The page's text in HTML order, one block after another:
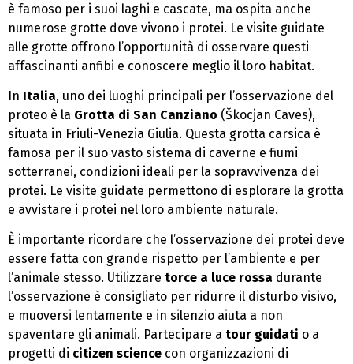
è famoso per i suoi laghi e cascate, ma ospita anche
numerose grotte dove vivono i protei. Le visite guidate
alle grotte offrono l’opportunità di osservare questi
affascinanti anfibi e conoscere meglio il loro habitat.
In Italia, uno dei luoghi principali per l’osservazione del
proteo è la Grotta di San Canziano (Škocjan Caves),
situata in Friuli-Venezia Giulia. Questa grotta carsica è
famosa per il suo vasto sistema di caverne e fiumi
sotterranei, condizioni ideali per la sopravvivenza dei
protei. Le visite guidate permettono di esplorare la grotta
e avvistare i protei nel loro ambiente naturale.
È importante ricordare che l’osservazione dei protei deve
essere fatta con grande rispetto per l’ambiente e per
l’animale stesso. Utilizzare torce a luce rossa durante
l’osservazione è consigliato per ridurre il disturbo visivo,
e muoversi lentamente e in silenzio aiuta a non
spaventare gli animali. Partecipare a tour guidati o a
progetti di citizen science con organizzazioni di